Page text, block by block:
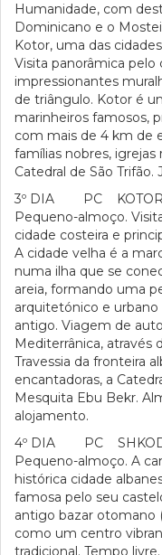
Humanidade, com
Dominicano e o
Kotor, uma das
Visita panorâmica
impressionantes
de triângulo. Kotor é
marinheiros famosos,
com mais de 4 km de
famílias nobres,
Catedral de São
3º DIA PC KOTOR –
Pequeno-almoço.
cidade costeira e
A cidade velha é a
numa ilha que se
areia, formando uma
arquitetónico e
antigo. Viagem de
Mediterrânica, através
Travessia da fronteira
encantadoras, a
Mesquita Ebu Bekr.
alojamento.
4º DIA PC
Pequeno-almoço. A
histórica cidade
famosa pelo seu
antigo bazar otomano
como um centro
tradicional. Tempo